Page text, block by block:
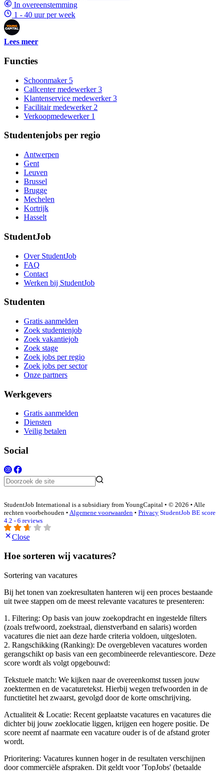
In overeenstemming
1 - 40 uur per week
Lees meer
Functies
Schoonmaker 5
Callcenter medewerker 3
Klantenservice medewerker 3
Facilitair medewerker 2
Verkoopmedewerker 1
Studentenjobs per regio
Antwerpen
Gent
Leuven
Brussel
Brugge
Mechelen
Kortrijk
Hasselt
StudentJob
Over StudentJob
FAQ
Contact
Werken bij StudentJob
Studenten
Gratis aanmelden
Zoek studentenjob
Zoek vakantiejob
Zoek stage
Zoek jobs per regio
Zoek jobs per sector
Onze partners
Werkgevers
Gratis aanmelden
Diensten
Veilig betalen
Social
StudentJob International is a subsidiary from YoungCapital • © 2026 • Alle
rechten voorbehouden • Algemene voorwaarden • Privacy StudentJob BE score
4.2 - 6 reviews
Close
Hoe sorteren wij vacatures?
Sortering van vacatures
Bij het tonen van zoekresultaten hanteren wij een proces bestaande
uit twee stappen om de meest relevante vacatures te presenteren:
1. Filtering: Op basis van jouw zoekopdracht en ingestelde filters
(zoals trefwoord, zoekstraal, dienstverband en salaris) worden
vacatures die niet aan deze harde criteria voldoen, uitgesloten.
2. Rangschikking (Ranking): De overgebleven vacatures worden
gerangschikt op basis van een gecombineerde relevantiescore. Deze
score wordt als volgt opgebouwd:
Tekstuele match: We kijken naar de overeenkomst tussen jouw
zoektermen en de vacaturetekst. Hierbij wegen trefwoorden in de
functietitel het zwaarst, gevolgd door de korte omschrijving.
Actualiteit & Locatie: Recent geplaatste vacatures en vacatures die
dichter bij jouw zoeklocatie liggen, krijgen een hogere positie. De
score neemt af naarmate een vacature ouder is of de afstand groter
wordt.
Prioritering: Vacatures kunnen hoger in de resultaten verschijnen
door commerciële afspraken. Dit geldt voor 'TopJobs' (betaalde